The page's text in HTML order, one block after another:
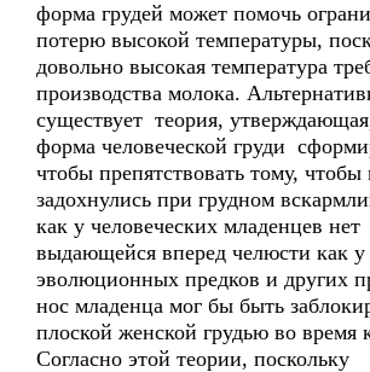
форма грудей может помочь
потерю высокой температуры,
довольно высокая температура
производства молока.
существует теория,
форма человеческой груди
чтобы препятствовать тому,
задохнулись при грудном
как у человеческих младенцев нет
выдающейся вперед челюсти как у
эволюционных предков и других
нос младенца мог бы быть
плоской женской грудью во время
Согласно этой теории, поскольку